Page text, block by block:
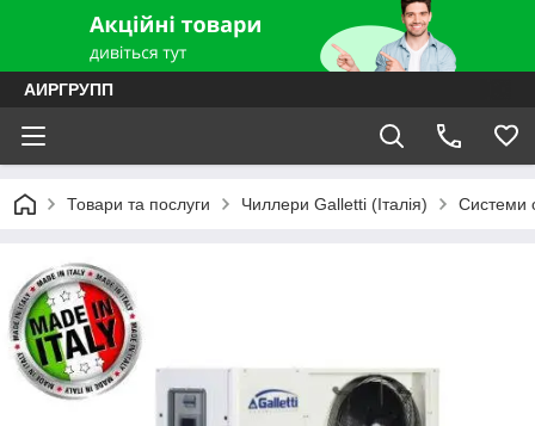
АИРГРУПП
Товари та послуги Чиллери Galletti (Італія) Системи